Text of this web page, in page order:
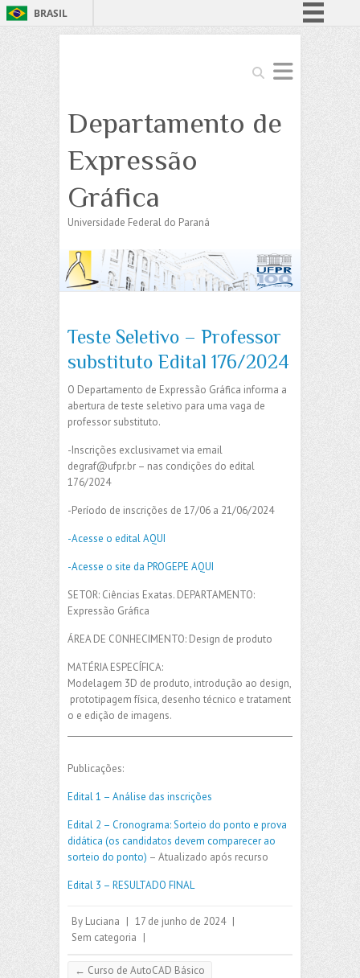
BRASIL
Simplifique!
Comunica BR
Acesso à informação
Search
Departamento de
Expressão
Gráfica
Universidade Federal do Paraná
Teste Seletivo – Professor
substituto Edital 176/2024
O Departamento de Expressão Gráfica informa a
abertura de teste seletivo para uma vaga de
professor substituto.
-Inscrições exclusivamet via email
degraf@ufpr.br – nas condições do edital
176/2024
-Período de inscrições de 17/06 a 21/06/2024
-Acesse o edital AQUI
-Acesse o site da PROGEPE AQUI
SETOR: Ciências Exatas. DEPARTAMENTO:
Expressão Gráfica
ÁREA DE CONHECIMENTO: Design de produto
MATÉRIA ESPECÍFICA:
Modelagem 3D de produto, introdução ao design,
prototipagem física, desenho técnico e tratament
o e edição de imagens.
Publicações:
Edital 1 – Análise das inscrições
Edital 2 – Cronograma: Sorteio do ponto e prova
didática (os candidatos devem comparecer ao
sorteio do ponto) – Atualizado após recurso
Edital 3 – RESULTADO FINAL
By Luciana | 17 de junho de 2024 |
Sem categoria |
← Curso de AutoCAD Básico